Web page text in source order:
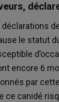
déclarations
le statut
encore 6
par
ce canidé